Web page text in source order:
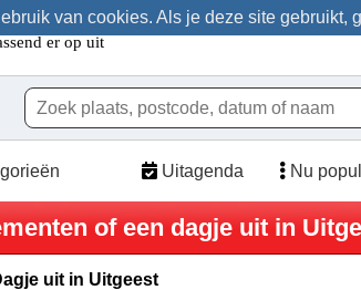
van cookies. Als je deze site gebruikt,
Uitagenda Nu
of een dagje uit in
uit in Uitgeest